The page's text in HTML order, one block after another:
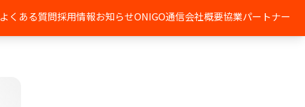
よくある質問採用情報お知らせONIGO通信会社概要協業パートナー